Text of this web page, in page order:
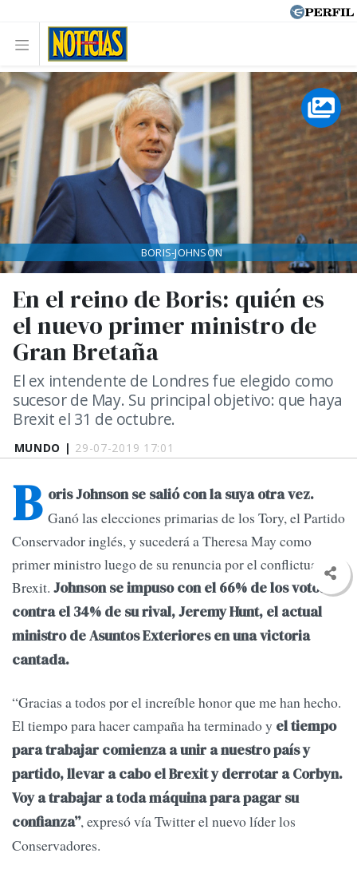
MUNDO | 29-07-2019 17:01
En el reino de Boris: quién es
el nuevo primer ministro de
Gran Bretaña
El ex intendente de Londres fue elegido como
sucesor de May. Su principal objetivo: que haya
Brexit el 31 de octubre.
BORIS-JOHNSON
B oris Johnson se salió con la suya otra vez.
Ganó las elecciones primarias de los Tory, el Partido
Conservador inglés, y sucederá a Theresa May como
primer ministro luego de su renuncia por el conflictuado
Brexit. Johnson se impuso con el 66% de los votos
contra el 34% de su rival, Jeremy Hunt, el actual
ministro de Asuntos Exteriores en una victoria
cantada.
“Gracias a todos por el increíble honor que me han hecho.
El tiempo para hacer campaña ha terminado y el tiempo
para trabajar comienza a unir a nuestro país y
partido, llevar a cabo el Brexit y derrotar a Corbyn.
Voy a trabajar a toda máquina para pagar su
confianza”, expresó vía Twitter el nuevo líder los
Conservadores.